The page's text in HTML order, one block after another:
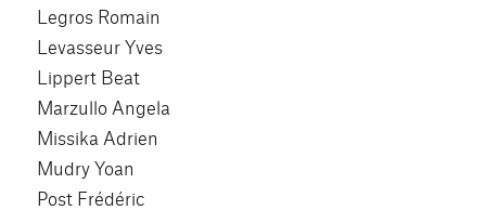
Legros Romain
Levasseur Yves
Lippert Beat
Marzullo Angela
Missika Adrien
Mudry Yoan
Post Frédéric